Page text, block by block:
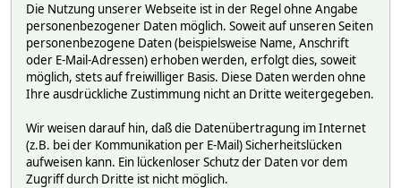
Die Nutzung unserer Webseite ist in der Regel ohne Angabe
personenbezogener Daten möglich. Soweit auf unseren Seiten
personenbezogene Daten (beispielsweise Name, Anschrift
oder E-Mail-Adressen) erhoben werden, erfolgt dies, soweit
möglich, stets auf freiwilliger Basis. Diese Daten werden ohne
Ihre ausdrückliche Zustimmung nicht an Dritte weitergegeben.
Wir weisen darauf hin, daß die Datenübertragung im Internet
(z.B. bei der Kommunikation per E-Mail) Sicherheitslücken
aufweisen kann. Ein lückenloser Schutz der Daten vor dem
Zugriff durch Dritte ist nicht möglich.